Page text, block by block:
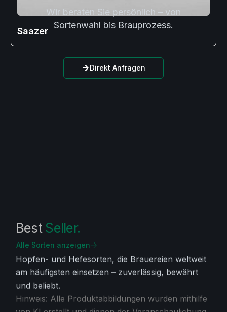
Saazer
Wir beraten Sie persönlich – von
Sortenwahl bis Brauprozess.
Direkt Anfragen
Best Seller.
Alle Sorten anzeigen
Hopfen- und Hefesorten, die Brauereien weltweit
am häufigsten einsetzen – zuverlässig, bewährt
und beliebt.
Hinweis: Alle Produktabbildungen wurden mithilfe